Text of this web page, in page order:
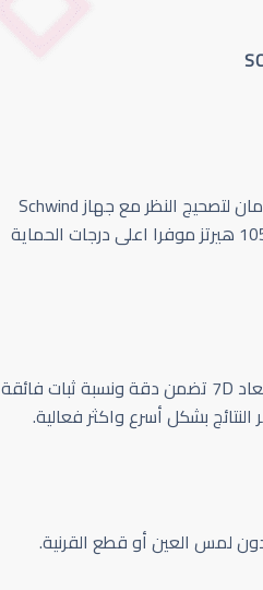
أحدث وأسرع تقنية بأعلى درجات الأمان لتصحيج النظر مع جهاز Schwind
Amaris 1050 الذي يعمل بتردد 1050 هيرتز موفرا اعلى درجات الحماية
كاميرا تتبع حركة العين سباعية الابعاد 7D تضمن دقة ونسبة ثبات فائقة
بشكل أسرع واكثر فعالية.
لمس العين أو قطع القرنية.